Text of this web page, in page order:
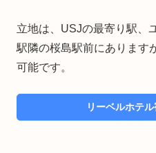
立地は、USJの最寄り駅、
駅隣の桜島駅前にあります
可能です。
リーベルホテ